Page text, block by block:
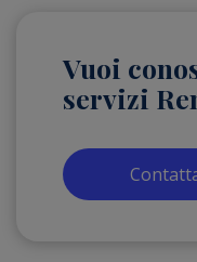
Vuoi
servizi